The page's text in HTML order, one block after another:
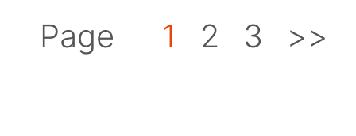
Page 1 2 3 >>